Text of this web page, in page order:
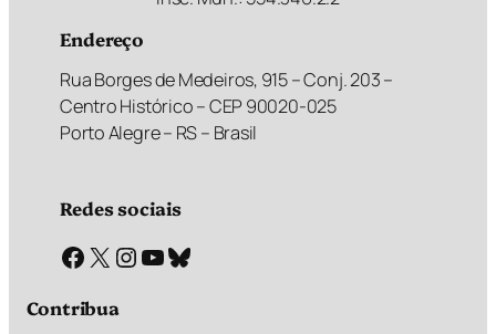
Endereço
Rua Borges de Medeiros, 915 – Conj. 203 –
Centro Histórico – CEP 90020-025
Porto Alegre – RS – Brasil
Redes sociais
Facebook X Instagram Youtube Bluesky
Contribua